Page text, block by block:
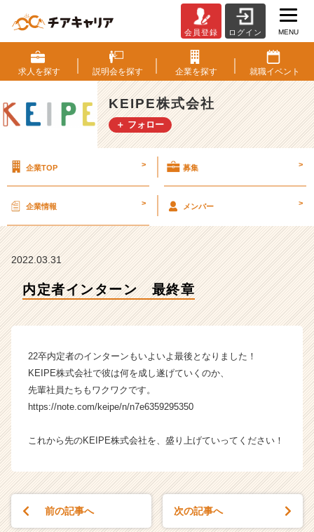
定
者
イ
ン
タ
ー
章
I
式
会
イ
ム
ラ
イ
|
ャ
会員登録 ログイン MENU
求人を探す 説明会を探す 企業を探す 就職イベント
KEIPE株式会社
＋ フォロー
企業TOP > 募集 >
企業情報 > メンバー >
2022.03.31
内定者インターン 最終章
22卒内定者のインターンもいよいよ最後となりました！
KEIPE株式会社で彼は何を成し遂げていくのか、
先輩社員たちもワクワクです。
https://note.com/keipe/n/n7e6359295350
これから先のKEIPE株式会社を、盛り上げていってください！
前の記事へ 次の記事へ